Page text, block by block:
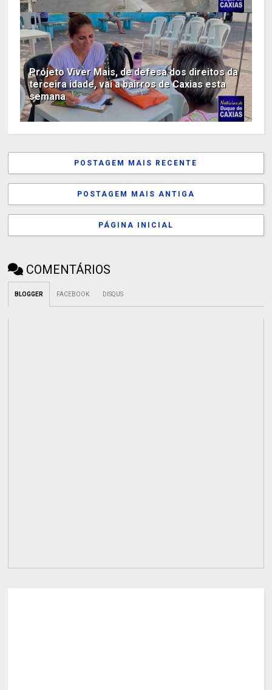
Projeto Viver Mais, de defesa dos direitos da
terceira idade, vai a bairros de Caxias esta
semana
POSTAGEM MAIS RECENTE
POSTAGEM MAIS ANTIGA
PÁGINA INICIAL
COMENTÁRIOS
BLOGGER FACEBOOK DISQUS